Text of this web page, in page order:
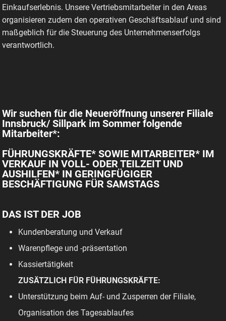
Einkaufserlebnis. Unsere Vertriebsmitarbeiter in den Areas
organisieren zudem den operativen Geschäftsablauf und sind
maßgeblich für die Steuerung des Unternehmenserfolgs
verantwortlich.
Wir suchen für die Neueröffnung unserer Filiale
Innsbruck/ Sillpark im Sommer folgende
Mitarbeiter*:
FÜHRUNGSKRÄFTE* SOWIE MITARBEITER* IM
VERKAUF IN VOLL- ODER TEILZEIT UND
AUSHILFEN* IN GERINGFÜGIGER
BESCHÄFTIGUNG FÜR SAMSTAGS
DAS IST DER JOB
Kundenberatung und Verkauf
Warenpflege und -präsentation
Kassiertätigkeit
ZUSÄTZLICH FÜR FÜHRUNGSKRÄFTE:
Unterstützung beim Auf- und Zusperren der Filiale,
Organisation des Tagesablaufes